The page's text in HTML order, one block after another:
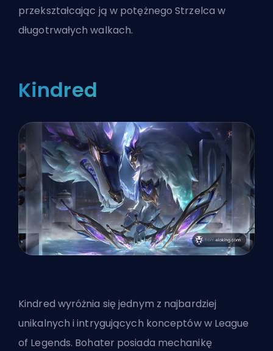
przekształcając ją w potężnego Strzelca w
długotrwałych walkach.
Kindred
Kindred wyróżnia się jednym z najbardziej
unikalnych i intrygujących konceptów w League
of Legends. Bohater posiada mechanikę